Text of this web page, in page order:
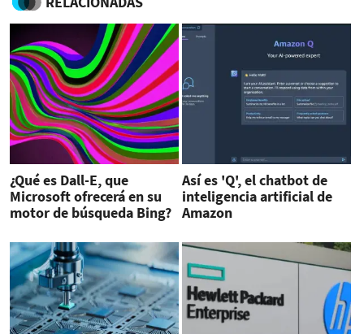
¿Qué es Dall-E, que
Microsoft ofrecerá en su
motor de búsqueda Bing?
Así es 'Q', el chatbot de
inteligencia artificial de
Amazon